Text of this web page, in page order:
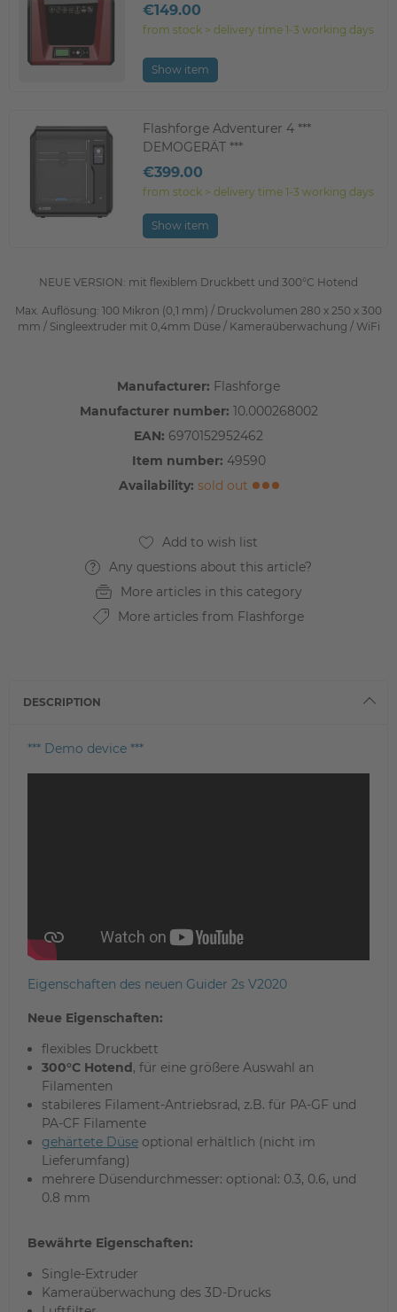
NEUE VERSION: mit flexiblem Druckbett und 300°C Hotend
Max. Auflösung: 100 Mikron (0,1 mm) / Druckvolumen 280 x 250 x 300
mm / Singleextruder mit 0,4mm Düse / Kameraüberwachung / WiFi
Manufacturer: Flashforge
Manufacturer number: 10.000268002
EAN: 6970152952462
Item number: 49590
Availability: sold out
Any questions about this article?
More articles in this category
More articles from Flashforge
€149.00
from stock > delivery time 1-3 working days
Show item
Flashforge Adventurer 4 ***
DEMOGERÄT ***
€399.00
from stock > delivery time 1-3 working days
Show item
DESCRIPTION
*** Demo device ***
Eigenschaften des neuen Guider 2s V2020
Neue Eigenschaften:
flexibles Druckbett
300°C Hotend, für eine größere Auswahl an
Filamenten
stabileres Filament-Antriebsrad, z.B. für PA-GF und
PA-CF Filamente
gehärtete Düse optional erhältlich (nicht im
Lieferumfang)
mehrere Düsendurchmesser: optional: 0.3, 0.6, und
0.8 mm
Bewährte Eigenschaften:
Single-Extruder
Kameraüberwachung des 3D-Drucks